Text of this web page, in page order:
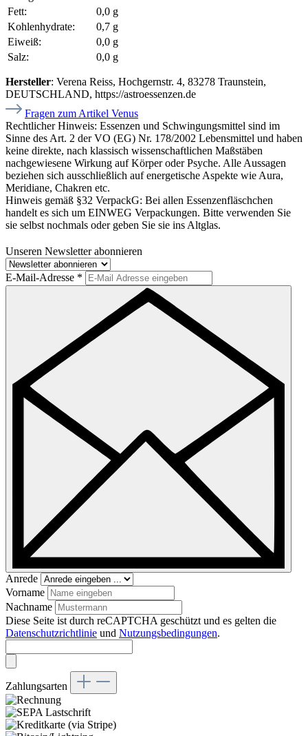
Fett:
0,0 g
Kohlenhydrate:
0,7 g
Eiweiß:
0,0 g
Salz:
0,0 g
Hersteller: Verena Reiss, Hochgernstr. 4, 83278 Traunstein,
DEUTSCHLAND, https://astroessenzen.de
Fragen zum Artikel Venus
Rechtlicher Hinweis: Essenzen und Schwingungsmittel sind im
Sinne des Art. 2 der VO (EG) Nr. 178/2002 Lebensmittel und haben
keine direkte, nach klassisch wissenschaftlichen Maßstäben
nachgewiesene Wirkung auf Körper oder Psyche. Alle Aussagen
beziehen sich ausschließlich auf energetische Aspekte wie Aura,
Meridiane, Chakren etc.
Hinweis gemäß §32 VerpackG: Bei allen Essenzenfläschchen
handelt es sich um EINWEG Verpackungen. Bitte verwenden Sie
sie selbst nochmals oder geben Sie sie ins Altglas.
Unseren Newsletter abonnieren
E-Mail-Adresse *
Anrede
Vorname
Nachname
Diese Seite ist durch reCAPTCHA geschützt und es gelten die
Datenschutzrichtlinie und Nutzungsbedingungen.
Zahlungsarten